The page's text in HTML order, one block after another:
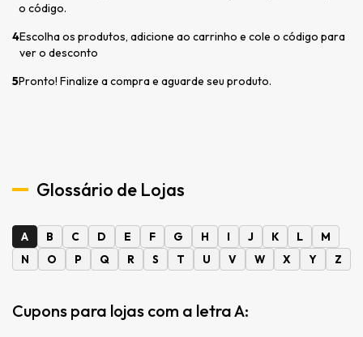
o código.
4Escolha os produtos, adicione ao carrinho e cole o código para
ver o desconto
5Pronto! Finalize a compra e aguarde seu produto.
Glossário de Lojas
A B C D E F G H I J K L
M
N
O P Q R S T U V W X Y Z
Cupons para lojas com a letra A: